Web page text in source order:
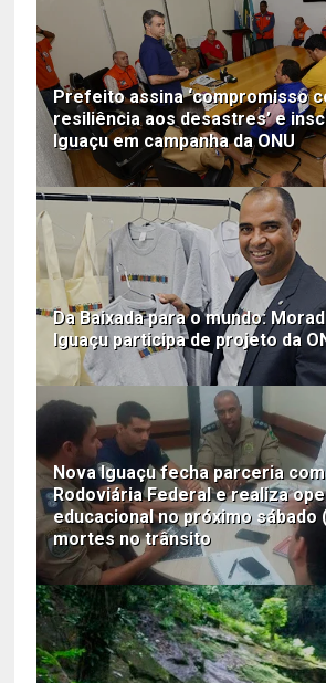
Prefeito assina ‘compromisso
resiliência aos desastres’ e
Iguaçu em campanha da ONU
Da Baixada para o mundo:
Iguaçu participa de projeto da
Nova Iguaçu fecha parceria
Rodoviária Federal e realiza
educacional no próximo sábado
mortes no trânsito